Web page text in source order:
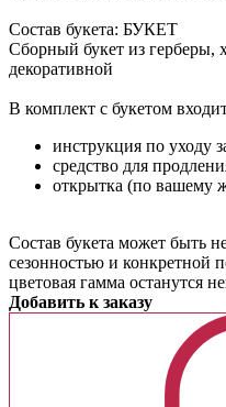
Состав букета: БУКЕТ
Сборный букет из герберы,
декоративной
В комплект с букетом
инструкция по уходу
средство для
открытка (по вашему
Cостав букета может быть
сезонностью и конкретной
цветовая гамма останутся
Добавить к заказу